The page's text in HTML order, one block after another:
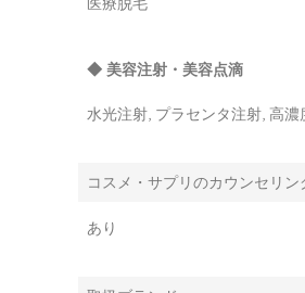
◆ 美容注射・美容点滴
水光注射, プラセンタ注射, 高濃
コスメ・サプリのカウンセリン
あり